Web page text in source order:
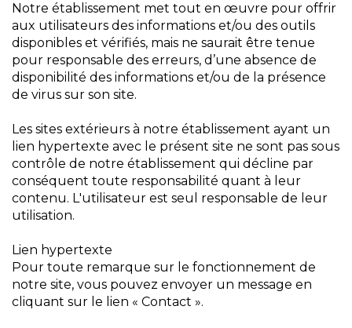
Notre établissement met tout en œuvre pour offrir
aux utilisateurs des informations et/ou des outils
disponibles et vérifiés, mais ne saurait être tenue
pour responsable des erreurs, d’une absence de
disponibilité des informations et/ou de la présence
de virus sur son site.
Les sites extérieurs à notre établissement ayant un
lien hypertexte avec le présent site ne sont pas sous
contrôle de notre établissement qui décline par
conséquent toute responsabilité quant à leur
contenu. L'utilisateur est seul responsable de leur
utilisation.
Lien hypertexte
Pour toute remarque sur le fonctionnement de
notre site, vous pouvez envoyer un message en
cliquant sur le lien « Contact ».